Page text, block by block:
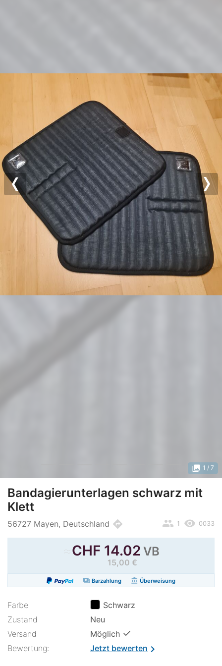
Previous
photo_library 1 / 7
Bandagierunterlagen schwarz mit
Klett
56727 Mayen, Deutschland directions remove_red_eye 0033
people 1
CHF 14.02 VB
15,00 €
paymentsBarzahlung account_balance Überweisung
Farbe
Schwarz
Zustand
Neu
Versand
Möglich ✓
Bewertung: Jetzt bewertenchevron_right